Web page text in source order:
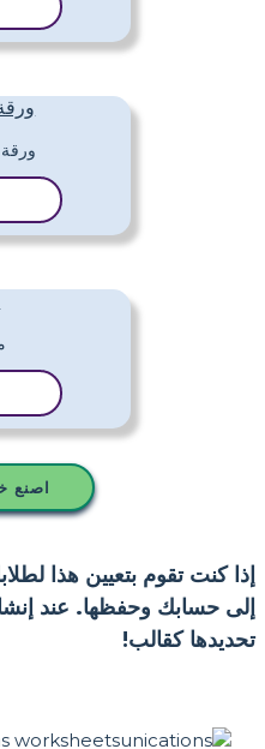
اصنع
إذا كنت تقوم بتعيين هذا
إلى حسابك وحفظها. عند
تحديدها كقالب!